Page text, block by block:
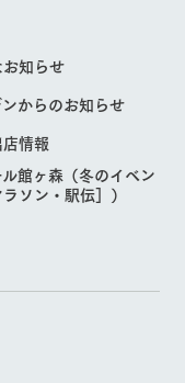
知らせ
からのお知らせ
情報
館ヶ森（冬のイベン
ラソン・駅伝］）